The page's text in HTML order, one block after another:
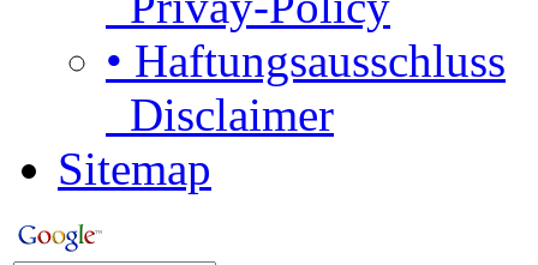
• Haftungsausschluss
Disclaimer
Sitemap